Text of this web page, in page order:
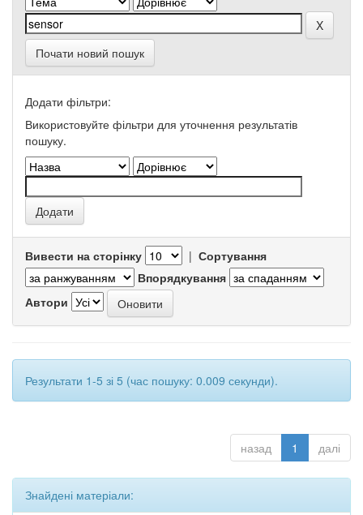
Почати новий пошук
Додати фільтри:
Використовуйте фільтри для уточнення результатів
пошуку.
Вивести на сторінку | Сортування
Впорядкування
Автори
Результати 1-5 зі 5 (час пошуку: 0.009 секунди).
назад 1 далі
Знайдені матеріали: